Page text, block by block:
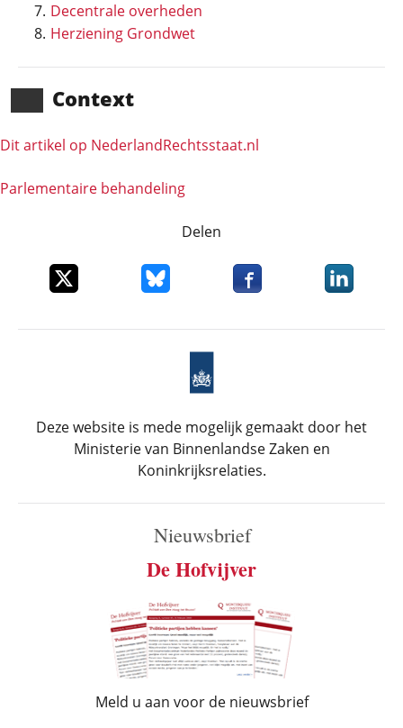
Decentrale overheden
Herziening Grondwet
Context
Dit artikel op NederlandRechts­staat.nl
Parlementaire behandeling
Delen
Deel dit item op XDeel dit item op Bluesky
Deel dit item opDeel dit
Deze website is mede mogelijk gemaakt door het
Ministerie van Binnenlandse Zaken en
Koninkrijksrelaties.
Nieuwsbrief
De Hofvijver
Meld u aan voor de nieuwsbrief